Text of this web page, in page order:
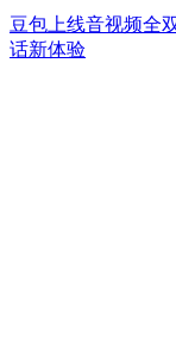
豆包上线音视频全
话新体验